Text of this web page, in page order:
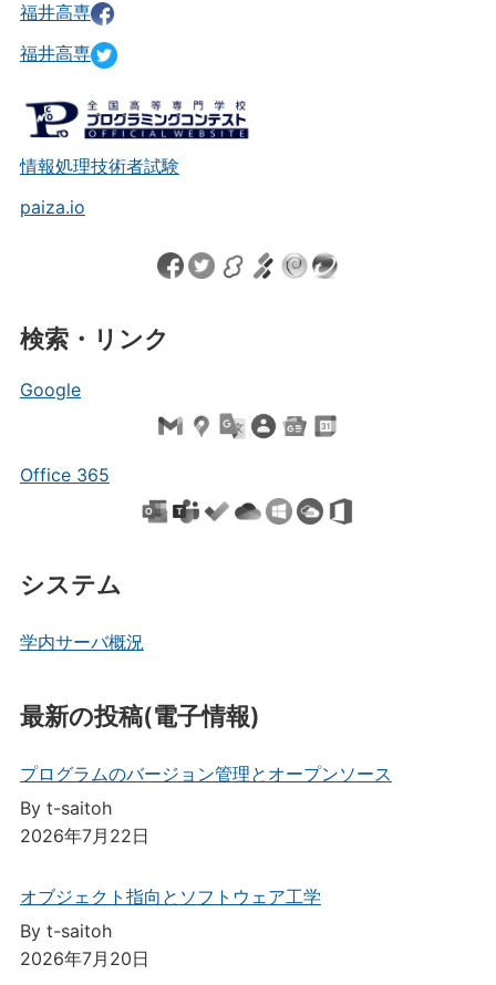
福井高専
福井高専
情報処理技術者試験
paiza.io
検索・リンク
Google
Office 365
システム
学内サーバ概況
最新の投稿(電子情報)
プログラムのバージョン管理とオープンソース
By t-saitoh
2026年7月22日
オブジェクト指向とソフトウェア工学
By t-saitoh
2026年7月20日